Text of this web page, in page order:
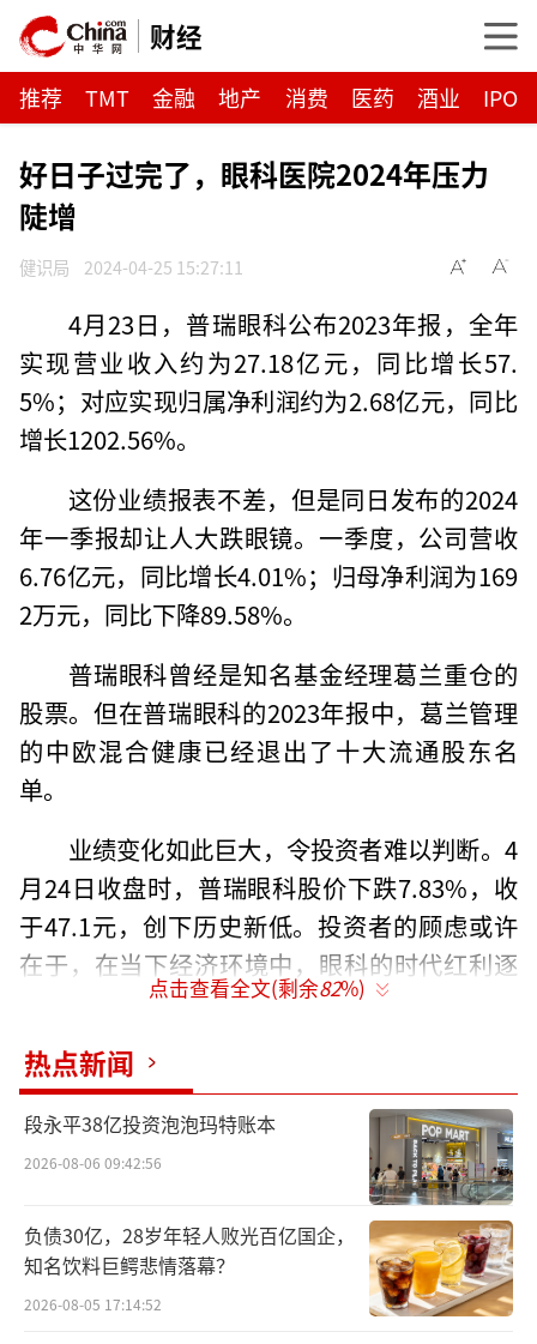
财经
推荐 TMT 金融 地产 消费 医药 酒业 IPO
好日子过完了，眼科医院2024年压力
陡增
健识局 2024-04-25 15:27:11
4月23日，普瑞眼科公布2023年报，全年
实现营业收入约为27.18亿元，同比增长57.
5%；对应实现归属净利润约为2.68亿元，同比
增长1202.56%。
这份业绩报表不差，但是同日发布的2024
年一季报却让人大跌眼镜。一季度，公司营收
6.76亿元，同比增长4.01%；归母净利润为169
2万元，同比下降89.58%。
普瑞眼科曾经是知名基金经理葛兰重仓的
股票。但在普瑞眼科的2023年报中，葛兰管理
的中欧混合健康已经退出了十大流通股东名
单。
业绩变化如此巨大，令投资者难以判断。4
月24日收盘时，普瑞眼科股价下跌7.83%，收
于47.1元，创下历史新低。投资者的顾虑或许
在于，在当下经济环境中，眼科的时代红利逐
渐消退，普瑞眼科的高增长可能无法在2024年
营收主要依靠屈光项目
2023年普瑞眼科的年报的确非常好看，对
于业绩暴增原因，普瑞眼科表示是由于2022年
存量医疗需求的集中释放。
众所周知，2023年被疫情暂时抑制的眼科
点击查看全文(剩余82%)
热点新闻
段永平38亿投资泡泡玛特账本
2026-08-06 09:42:56
负债30亿，28岁年轻人败光百亿国企，
知名饮料巨鳄悲情落幕？
2026-08-05 17:14:52